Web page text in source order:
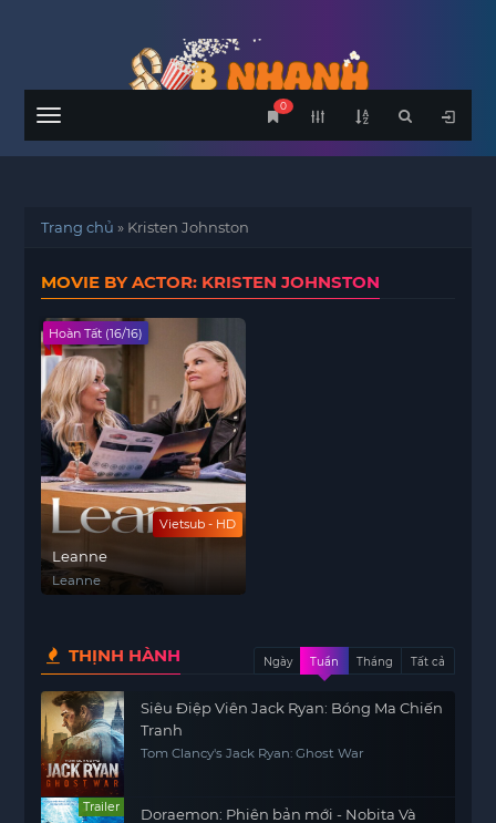
Menu
0
Trang chủ » Kristen Johnston
MOVIE BY ACTOR: KRISTEN JOHNSTON
Vietsub - HD
Hoàn Tất (16/16)
Leanne
Leanne
THỊNH HÀNH Ngày Tuần Tháng Tất cả
Siêu Điệp Viên Jack Ryan: Bóng Ma Chiến
Tranh
Tom Clancy's Jack Ryan: Ghost War
Trailer
Doraemon: Phiên bản mới - Nobita Và